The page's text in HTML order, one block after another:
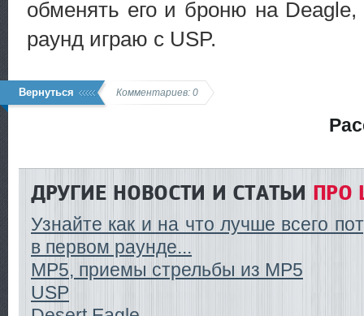
обменять его и броню на
раунд играю с USP.
Вернуться Комментариев: 0
ДРУГИЕ НОВОСТИ И СТАТЬИ ПРО
Узнайте как и на что лучше всего
в первом раунде...
MP5, приемы стрельбы из MP5
USP